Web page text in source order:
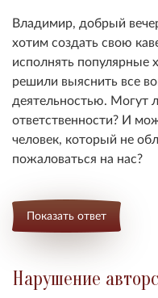
Владимир, добрый
хотим создать свою
исполнять популярные
решили выяснить все
деятельностью. Могут
ответственности? И
человек, который не
пожаловаться на нас?
Показать ответ
Нарушение